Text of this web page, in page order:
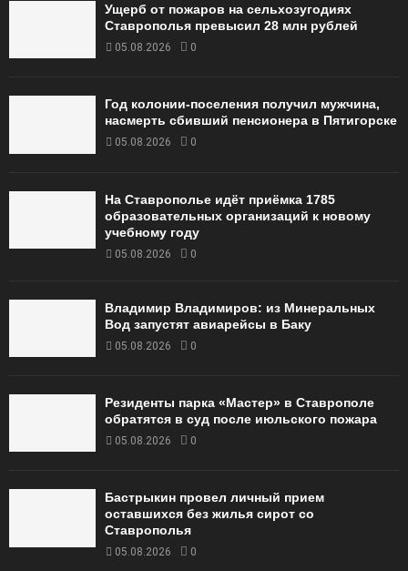
Ущерб от пожаров на сельхозугодиях
Ставрополья превысил 28 млн рублей
05.08.2026 0
Год колонии-поселения получил мужчина,
насмерть сбивший пенсионера в Пятигорске
05.08.2026 0
На Ставрополье идёт приёмка 1785
образовательных организаций к новому
учебному году
05.08.2026 0
Владимир Владимиров: из Минеральных
Вод запустят авиарейсы в Баку
05.08.2026 0
Резиденты парка «Мастер» в Ставрополе
обратятся в суд после июльского пожара
05.08.2026 0
Бастрыкин провел личный прием
оставшихся без жилья сирот со
Ставрополья
05.08.2026 0